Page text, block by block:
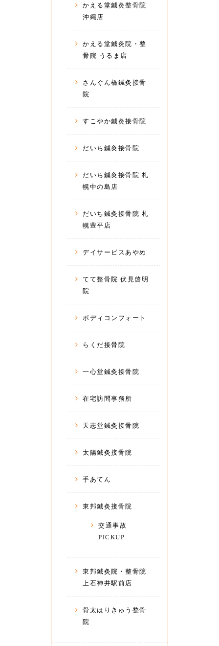
かえる堂鍼灸整骨院
沖縄店
かえる堂鍼灸院・整
骨院 うるま店
さんぐん橋鍼灸接骨
院
すこやか鍼灸接骨院
だいち鍼灸接骨院
だいち鍼灸接骨院 札
幌中の島店
だいち鍼灸接骨院 札
幌豊平店
デイサービスあやめ
てて整骨院 伏見啓明
院
ボディコンフォート
らくだ接骨院
一心堂鍼灸接骨院
在宅訪問事務所
天志堂鍼灸接骨院
太陽鍼灸接骨院
手あてん
東邦鍼灸接骨院
交通事故
PICKUP
東邦鍼灸院・整骨院
上石神井駅前店
骨太はりきゅう整骨
院